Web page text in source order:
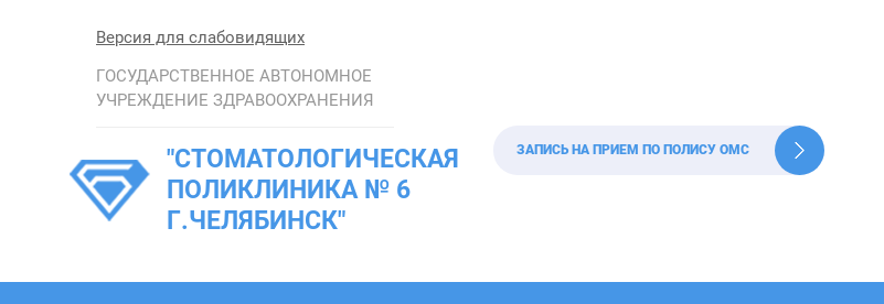
Версия для слабовидящих
ГОСУДАРСТВЕННОЕ АВТОНОМНОЕ
УЧРЕЖДЕНИЕ ЗДРАВООХРАНЕНИЯ
"СТОМАТОЛОГИЧЕСКАЯ
ПОЛИКЛИНИКА № 6
Г.ЧЕЛЯБИНСК"
ЗАПИСЬ НА ПРИЕМ ПО ПОЛИСУ ОМС